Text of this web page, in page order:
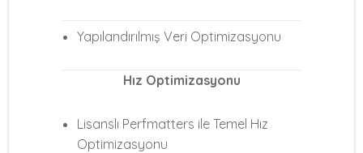
Yapılandırılmış Veri Optimizasyonu
Hız Optimizasyonu
Lisanslı Perfmatters ile Temel Hız
Optimizasyonu